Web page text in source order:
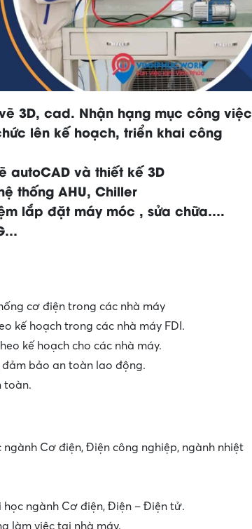
3D, cad. Nhận hạng mục công việc
lên kế hoạch, triển khai công
autoCAD và thiết kế 3D
thống AHU, Chiller
lắp đặt máy móc , sửa chữa….
cơ điện trong các nhà máy
kế hoạch trong các nhà máy FDI.
kế hoạch cho các nhà máy.
bảo an toàn lao động.
toàn.
Cơ điện, Điện công nghiệp, ngành nhiệt
ngành Cơ điện, Điện – Điện tử.
làm việc tại nhà máy.